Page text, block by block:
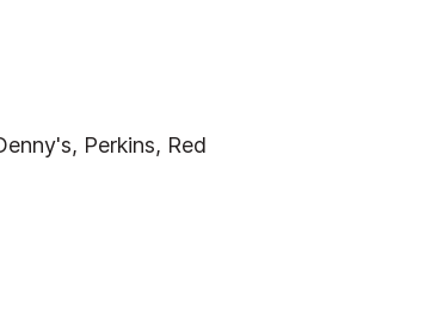
Perkins, Red